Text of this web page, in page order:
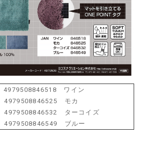
4979508846518 ワイン
4979508846525 モカ
4979508846532 ターコイズ
4979508846549 ブルー